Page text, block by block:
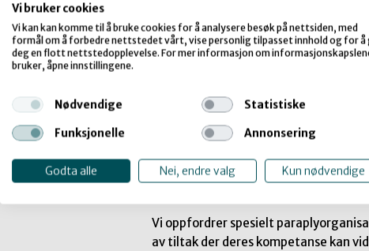
Søknader til denne ordningen bør
søkes støtte til. Dersom målgruppen
organisasjoner, må det presiseres
Videre må søknaden inneholde et
bruk av lønnsmidler.
Veiledende søknadssum for denne
Prosjektene som får tilsagn, vil få
Vi oppfordrer spesielt
av tiltak der deres kompetanse kan
Vi bruker cookies
Vi kan kan komme til å bruke cookies for å analysere besøk på nettsiden, med
formål om å forbedre nettstedet vårt, vise personlig tilpasset innhold og for å
deg en flott nettstedopplevelse. For mer informasjon om
bruker, åpne innstillingene.
Nødvendige
Statistiske
Funksjonelle
Annonsering
Godta alle Nei, endre valg Kun nødvendige